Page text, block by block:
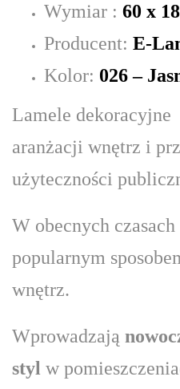
Wymiar : 60 x
Producent: E-
Kolor: 026 –
Lamele
aranżacji wnętrz i
użyteczności
W obecnych czasach
popularnym
wnętrz.
Wprowadzają
styl w